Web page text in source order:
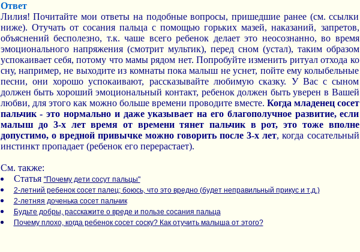
Ответ
Лилия! Почитайте мои ответы на подобные вопросы, пришедшие ранее (см. ссылки
ниже). Отучать от сосания пальца с помощью горьких мазей, наказаний, запретов,
объяснений бесполезно, т.к. чаше всего ребенок делает это неосознанно, во время
эмоционального напряжения (смотрит мультик), перед сном (устал), таким образом
успокаивает себя, потому что мамы рядом нет. Попробуйте изменить ритуал отхода ко
сну, например, не выходите из комнаты пока малыш не уснет, пойте ему колыбельные
песни, они хорошо успокаивают, рассказывайте любимую сказку. У Вас с сыном
должен быть хороший эмоциональный контакт, ребенок должен быть уверен в Вашей
любви, для этого как можно больше времени проводите вместе. Когда младенец сосет
пальчик - это нормально и даже указывает на его благополучное развитие, если
малыш до 3-х лет время от времени тянет пальчик в рот, это тоже вполне
допустимо, о вредной привычке можно говорить после 3-х лет, когда сосательный
инстинкт пропадает (ребенок его перерастает).
См. также:
Статья "Почему дети сосут пальцы"
2-летний ребенок сосет палец; боюсь, что это вредно (будет неправильный прикус и т.д.)
2-летняя доченька сосет пальчик
Будьте добры, расскажите о вреде и пользе сосания пальца
Почему плохо, когда ребенок сосет соску? Как отучить малыша от этого?